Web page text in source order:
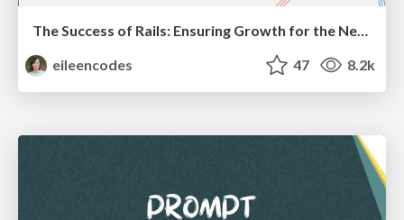
The Success of Rails: Ensuring Growth for the Next 100 Years
eileencodes
47 8.2k